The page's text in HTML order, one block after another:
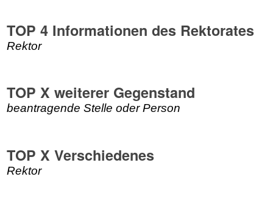
TOP 4 Informationen des Rektorates
Rektor
TOP X weiterer Gegenstand
beantragende Stelle oder Person
TOP X Verschiedenes
Rektor